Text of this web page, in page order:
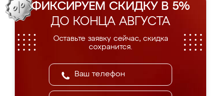
ФИКСИРУЕМ СКИДКУ В 5%
ДО КОНЦА АВГУСТА
Оставьте заявку сейчас, скидка
сохранится.